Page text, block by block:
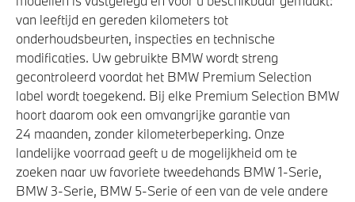
Veiligheid
Elektronisch Stabiliteits Programma
Actieve Voetgangersbescherming
Park Distance Control (PDC) voor en achter
Airbag bestuurder
Isofix bevestiging passagierstoel voor
van leeftijd en gereden kilometers tot
onderhoudsbeurten, inspecties en technische
modificaties. Uw gebruikte BMW wordt streng
gecontroleerd voordat het BMW Premium Selection
label wordt toegekend. Bij elke Premium Selection BMW
hoort daarom ook een omvangrijke garantie van
24 maanden, zonder kilometerbeperking. Onze
landelijke voorraad geeft u de mogelijkheid om te
zoeken naar uw favoriete tweedehands BMW 1-Serie,
BMW 3-Serie, BMW 5-Serie of een van de vele andere